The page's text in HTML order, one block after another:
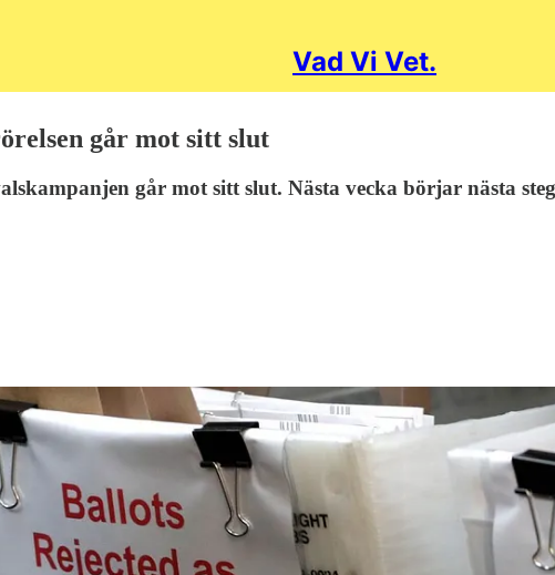
Vad Vi Vet.
går mot sitt slut
går mot sitt slut. Nästa vecka börjar nästa